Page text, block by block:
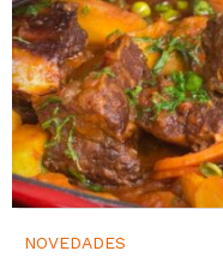
NOVEDADES